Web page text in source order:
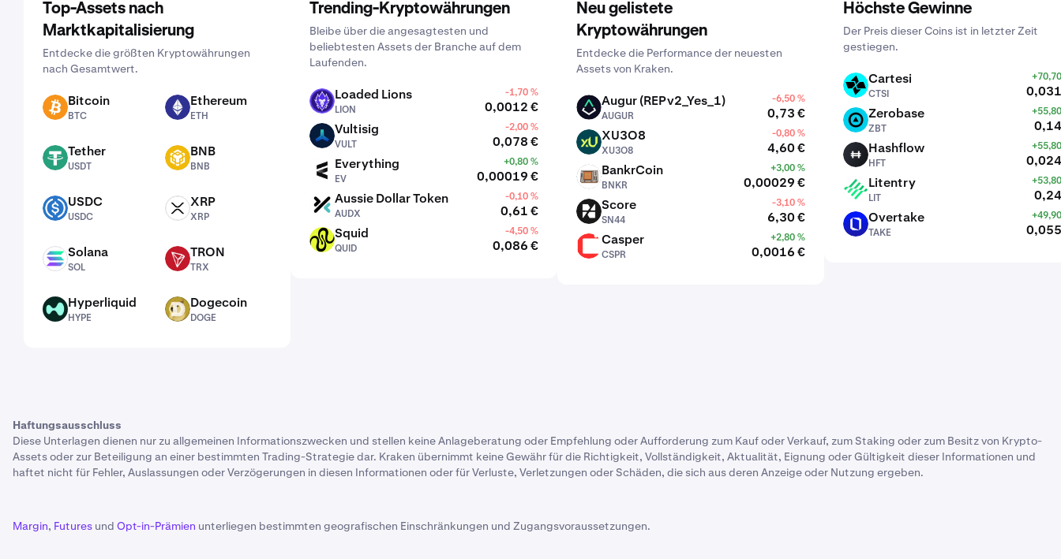
Top-Assets nach
Marktkapitalisierung
Entdecke die größten Kryptowährungen
nach Gesamtwert.
BTC Bitcoin
BTC
ETH Ethereum
ETH
USDT Tether
USDT
BNB BNB
BNB
USDC USDC
USDC
XRP XRP
XRP
SOL Solana
SOL
TRX TRON
TRX
HYPE Hyperliquid
HYPE
DOGE Dogecoin
DOGE
Trending-Kryptowährungen
Bleibe über die angesagtesten und
beliebtesten Assets der Branche auf dem
Laufenden.
LION Loaded Lions
LION
-1,70 %
0,0012 €
VULT Vultisig
VULT
-2,00 %
0,078 €
EV Everything
EV
+0,80 %
0,00019 €
AUDX Aussie Dollar Token
AUDX
-0,10 %
0,61 €
QUID Squid
QUID
-4,50 %
0,086 €
Neu gelistete
Kryptowährungen
Entdecke die Performance der neuesten
Assets von Kraken.
AUGUR Augur (REPv2_Yes_1)
AUGUR
-6,50 %
0,73 €
XU3O8 XU3O8
XU3O8
-0,80 %
4,60 €
BNKR BankrCoin
BNKR
+3,00 %
0,00029 €
SN44 Score
SN44
-3,10 %
6,30 €
Casper
CSPR
+2,80 %
0,0016 €
Höchste Gewinne
Der Preis dieser Coins ist in letzter Zeit
gestiegen.
CTSI Cartesi
CTSI
ZBT Zerobase
ZBT
HFT Hashflow
HFT
LIT Litentry
LIT
Overtake
TAKE
Haftungsausschluss
Diese Unterlagen dienen nur zu allgemeinen Informationszwecken und stellen keine Anlageberatung oder Empfehlung oder Aufforderung zum Kauf oder Verkauf, zum Staking oder zum Besitz von Krypto-
Assets oder zur Beteiligung an einer bestimmten Trading-Strategie dar. Kraken übernimmt keine Gewähr für die Richtigkeit, Vollständigkeit, Aktualität, Eignung oder Gültigkeit dieser Informationen und
haftet nicht für Fehler, Auslassungen oder Verzögerungen in diesen Informationen oder für Verluste, Verletzungen oder Schäden, die sich aus deren Anzeige oder Nutzung ergeben.
Margin, Futures und Opt-in-Prämien unterliegen bestimmten geografischen Einschränkungen und Zugangsvoraussetzungen.